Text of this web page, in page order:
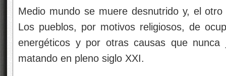
Medio mundo se muere desnutrido y, el
Los pueblos, por motivos religiosos, de
energéticos y por otras causas que
matando en pleno siglo XXI.